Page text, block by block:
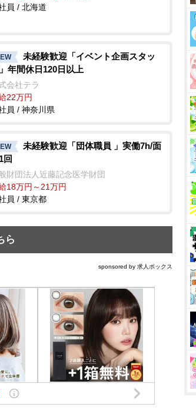
員 / 北海道
未経験歓迎「イベント企画スタッ
年間休日120日以上
会社テラ
22万円
員 / 神奈川県
未経験歓迎「団体職員 」実働7h/面
回
財団法人近藤記念医学財団
18万円～21万円
員 / 東京都
ら
sponsored by 求人ボックス